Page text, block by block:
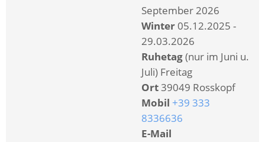
September 2026
Winter 05.12.2025 -
29.03.2026
Ruhetag(nur im Juni u.
Juli) Freitag
Ort39049 Rosskopf
Mobil +39 333
8336636
E-Mail